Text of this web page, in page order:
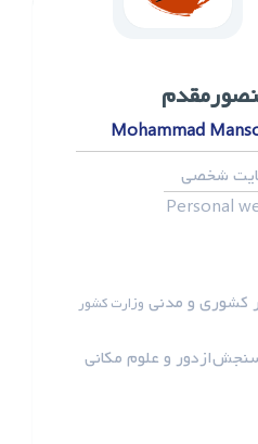
Mohammad
شخصی
Personal
کشوری و مدنی وزارت کشور
و علوم مکانی